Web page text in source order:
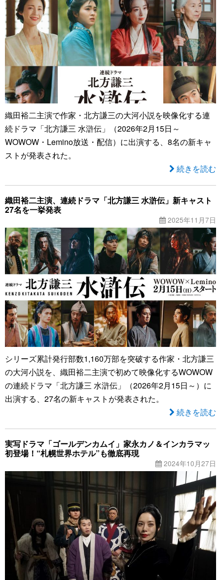
織田裕二主演で作家・北方謙三の大河小説を映像化する連
続ドラマ「北方謙三 水滸伝」（2026年2月15日～
WOWOW・Lemino放送・配信）に出演する、8名の新キャ
ストが発表された。
続きを読む
織田裕二主演、連続ドラマ「北方謙三 水滸伝」新キャスト
27名を一挙発表
2025年11月7日
シリーズ累計発行部数1,160万部を突破する作家・北方謙三
の大河小説を、織田裕二主演で初めて映像化するWOWOW
の連続ドラマ「北方謙三 水滸伝」（2026年2月15日～）に
出演する、27名の新キャストが発表された。
続きを読む
実写ドラマ「ゴールデンカムイ」家永カノ＆インカラマッ
初登場！“札幌世界ホテル”も徹底再現
2024年10月27日